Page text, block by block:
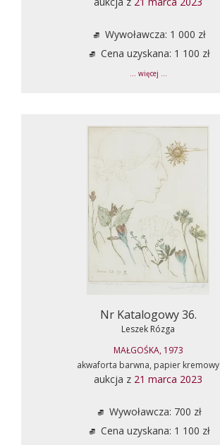
Wywoławcza: 1 000 zł
Cena uzyskana: 1 100 zł
... więcej ...
Nr Katalogowy 36.
Leszek Rózga
MAŁGOŚKA, 1973
akwaforta barwna, papier kremowy
aukcja z 21 marca 2023
Wywoławcza: 700 zł
Cena uzyskana: 1 100 zł